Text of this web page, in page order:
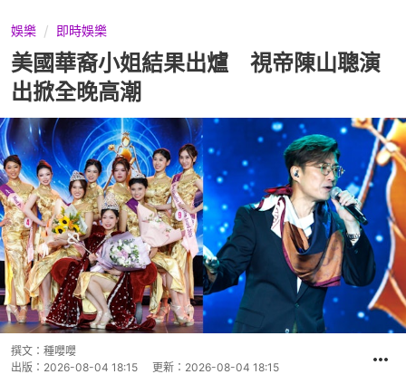
娛樂 即時娛樂
美國華裔小姐結果出爐 視帝陳山聰演
出掀全晚高潮
撰文： 種嚶嚶
出版： 2026-08-04 18:15 更新： 2026-08-04 18:15